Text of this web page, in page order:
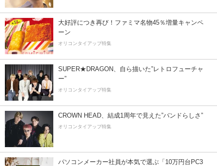
大好評につき再び！ファミマ名物45％増量キャンペ
ーン
オリコンタイアップ特集
SUPER★DRAGON、自ら描いた”レトロフューチャ
ー”
オリコンタイアップ特集
CROWN HEAD、結成1周年で見えた”バンドらしさ”
オリコンタイアップ特集
パソコンメーカー社員が本気で選ぶ「10万円台PC3